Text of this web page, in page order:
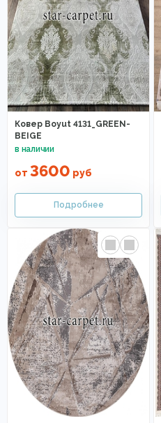
Ковер Boyut 4131_GREEN-
BEIGE
от 3600 руб